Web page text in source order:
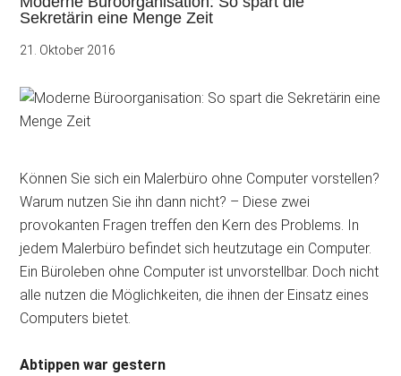
Sekretärin eine Menge Zeit
21. Oktober 2016
Können Sie sich ein Malerbüro ohne Computer vorstellen?
Warum nutzen Sie ihn dann nicht? – Diese zwei
provokanten Fragen treffen den Kern des Problems. In
jedem Malerbüro befindet sich heutzutage ein Computer.
Ein Büroleben ohne Computer ist unvorstellbar. Doch nicht
alle nutzen die Möglichkeiten, die ihnen der Einsatz eines
Computers bietet.
Abtippen war gestern